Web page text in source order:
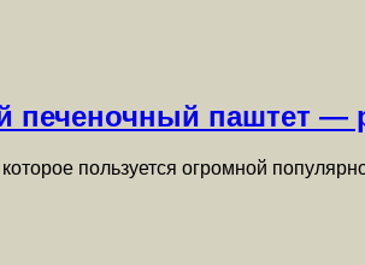
печеночный паштет —
пользуется огромной